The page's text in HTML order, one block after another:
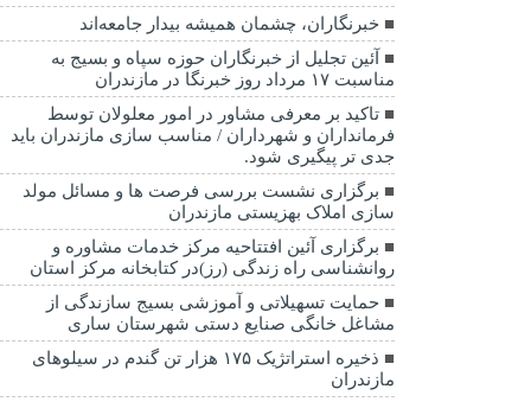
خبرنگاران، چشمان همیشه بیدار جامعه‌اند
آئین تجلیل از خبرنگاران حوزه سپاه و بسیج به
مناسبت ۱۷ مرداد روز خبرنگا در مازندران
تاکید بر معرفی مشاور در امور معلولان توسط
فرمانداران و شهرداران / مناسب سازی مازندران باید
جدی تر پیگیری شود.
برگزاری نشست بررسی فرصت ها و مسائل مولد
سازی املاک بهزیستی مازندران
برگزاری آئین افتتاحیه مرکز خدمات مشاوره و
روانشناسی راه زندگی (رز)در کتابخانه مرکز استان
حمایت تسهیلاتی و آموزشی بسیج سازندگی از
مشاغل خانگی صنایع دستی شهرستان ساری
ذخیره استراتژیک ۱۷۵ هزار تن گندم در سیلوهای
مازندران